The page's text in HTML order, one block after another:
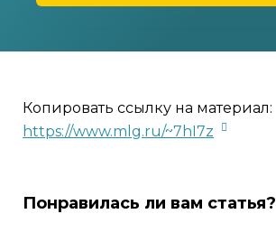
Копировать ссылку на материал:
https://www.mlg.ru/~7hI7z
Понравилась ли вам статья?